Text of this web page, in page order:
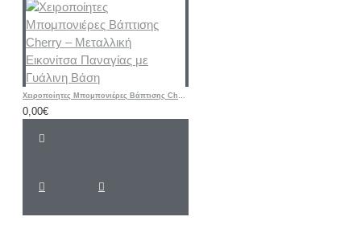
Χειροποίητες Μπομπονιέρες Βάπτισης Cherry – Μεταλλική Εικονίτσα Παναγίας με Γυάλινη Βάση
0,00€